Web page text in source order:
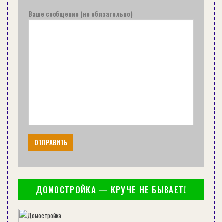
натягиваем леску между ними;
раствора;
Установка профилей для работ с гипсокартоном
Вкручиваем саморезы в дюбели на
расстоянии 40 см друг от друга по нулевому
уровню;
ввинчиваем саморезы в дюбели на 50% своей
длины;
натягиваем шнур, леску или нить между
Ваше сообщение (не обязательно)
ДОМОСТРОЙКА — КРУЧЕ НЕ БЫВАЕТ!